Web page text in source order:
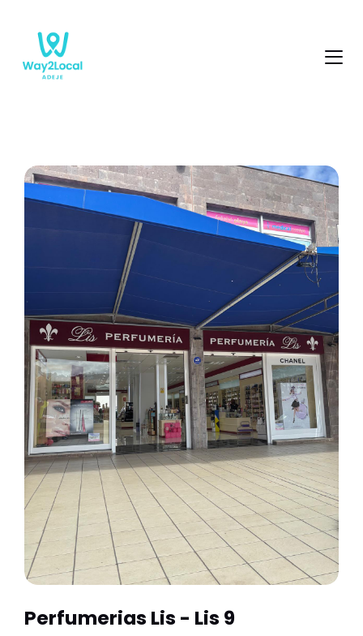
Perfumerias Lis - Lis 9